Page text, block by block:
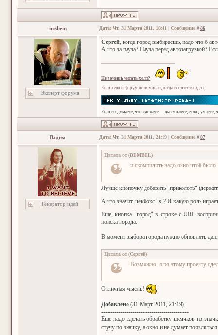
mishem Дата: Чт, 31 Марта 2011, 18:41 | Сообщение # 86
Эксперт форума
Сергей, когда город выбираешь, надо что б
А что за пауза? Пауза перед автозагрузкой?
Не хочешь читать хелп?
Если хелп и форум не помогли, тогда все ответы здесь
Если вы думаете, что сможете — вы сможете, если думаете,
Вадим Дата: Чт, 31 Марта 2011, 21:19 | Сообщение # 87
Генератор идей
Цитата от (DEMBEL)
и скомпилить надо окно чтоб было
Лучше кнопочку добавить "приколоть"
А что значит, чекбокс "s"? И какую роль
Еще, кнопка "город" в строке с URL
поиска города.
В момент выбора города нужно обновлять
Цитата от (Сергей)
Возможно, я по этому проекту
Отличная мысль!
Добавлено (31 Март 2011, 21:19)
---------------------------------------------
Еще надо сделать обработку щелчков по
стучу по значку, а окно и не думает появляться